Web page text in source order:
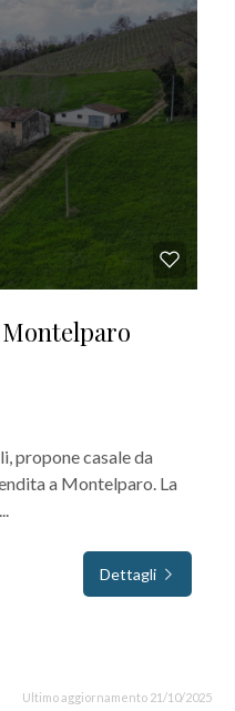
propone casale da
a Montelparo. La
Dettagli
Ultimo aggiornamento 21/10/2025